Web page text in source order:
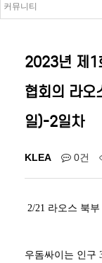
2023년 제1
협회의 라
일)-2일차
KLEA 0건
2/21 라오스 북
우돔싸이는 인구